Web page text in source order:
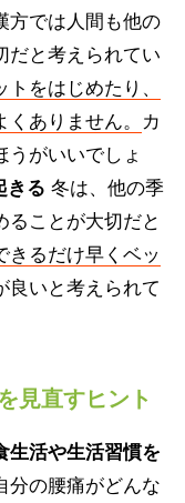
方では人間も他の
だと考えられてい
をはじめたり、
ありません。
カ
うがいいでしょ
きる 冬は、他の季
ることが大切だと
きるだけ早くベッ
良いと考えられて
見直すヒント
生活や生活習慣を
分の腰痛がどんな